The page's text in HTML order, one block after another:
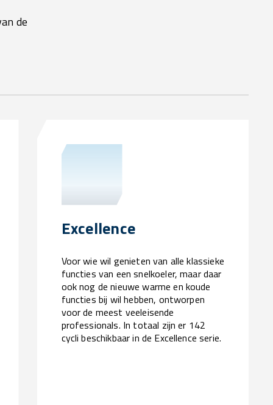
de
Excellence
Voor wie wil genieten van alle klassieke
functies van een snelkoeler, maar daar
ook nog de nieuwe warme en koude
functies bij wil hebben, ontworpen
voor de meest veeleisende
professionals. In totaal zijn er 142
cycli beschikbaar in de Excellence serie.